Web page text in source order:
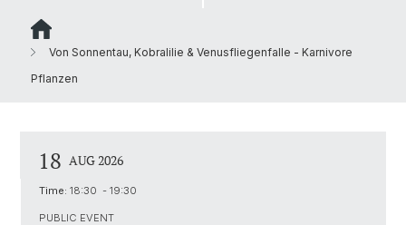
Von Sonnentau, Kobralilie & Venusfliegenfalle - Karnivore
Pflanzen
18 AUG 2026
Time: 18:30 - 19:30
PUBLIC EVENT